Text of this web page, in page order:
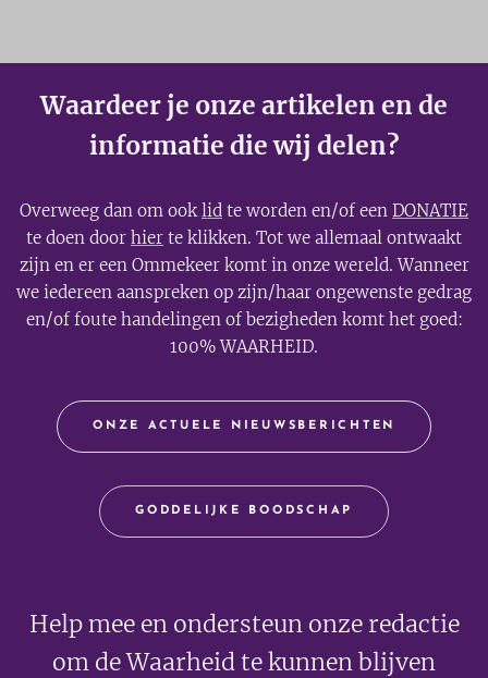
Waardeer je onze artikelen en de
informatie die wij delen?
Overweeg dan om ooklid te worden en/of een DONATIE
te doen door hier te klikken. Tot we allemaal ontwaakt
zijn en er een Ommekeer komt in onze wereld. Wanneer
we iedereen aanspreken op zijn/haar ongewenste gedrag
en/of foute handelingen of bezigheden komt het goed:
100% WAARHEID.
ONZE ACTUELE NIEUWSBERICHTEN
GODDELIJKE BOODSCHAP
Help mee en ondersteun onze redactie
om de Waarheid te kunnen blijven